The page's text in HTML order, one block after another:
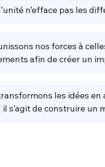
n’efface pas les
nos forces à
afin de créer un
les idées
s’agit de construire un